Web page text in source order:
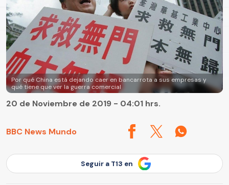
Por qué China está dejando caer en bancarrota a sus empresas y
qué tiene que ver la guerra comercial
BBC News Mundo
20 de Noviembre de 2019 - 04:01 hrs.
Seguir a T13 en